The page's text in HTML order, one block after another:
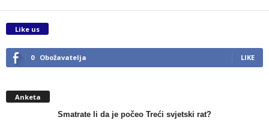
Like us
0 Obožavatelja LIKE
Anketa
Smatrate li da je počeo Treći svjetski rat?